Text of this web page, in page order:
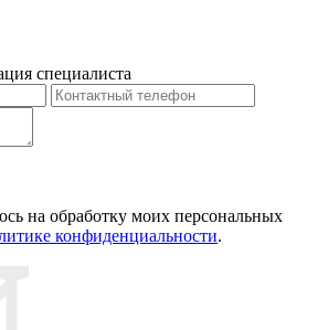
специалиста
на обработку моих персональных
конфиденциальности.